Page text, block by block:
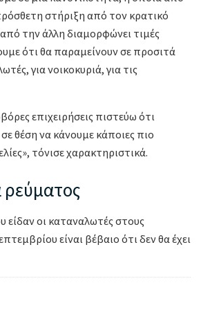
στήριξη από τον κρατικό
την άλλη διαμορφώνει τιμές
ότι θα παραμείνουν σε προσιτά
για νοικοκυριά, για τις
επιχειρήσεις πιστεύω ότι
θέση να κάνουμε κάποιες πιο
τόνισε χαρακτηριστικά.
ρεύματος
οι καταναλωτές στους
είναι βέβαιο ότι δεν θα έχει